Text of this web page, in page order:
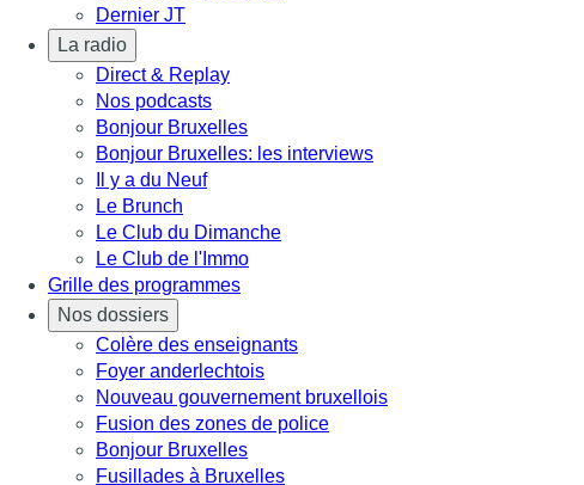
Dernier JT
La radio
Direct & Replay
Nos podcasts
Bonjour Bruxelles
Bonjour Bruxelles: les interviews
Il y a du Neuf
Le Brunch
Le Club du Dimanche
Le Club de l'Immo
Grille des programmes
Nos dossiers
Colère des enseignants
Foyer anderlechtois
Nouveau gouvernement bruxellois
Fusion des zones de police
Bonjour Bruxelles
Fusillades à Bruxelles